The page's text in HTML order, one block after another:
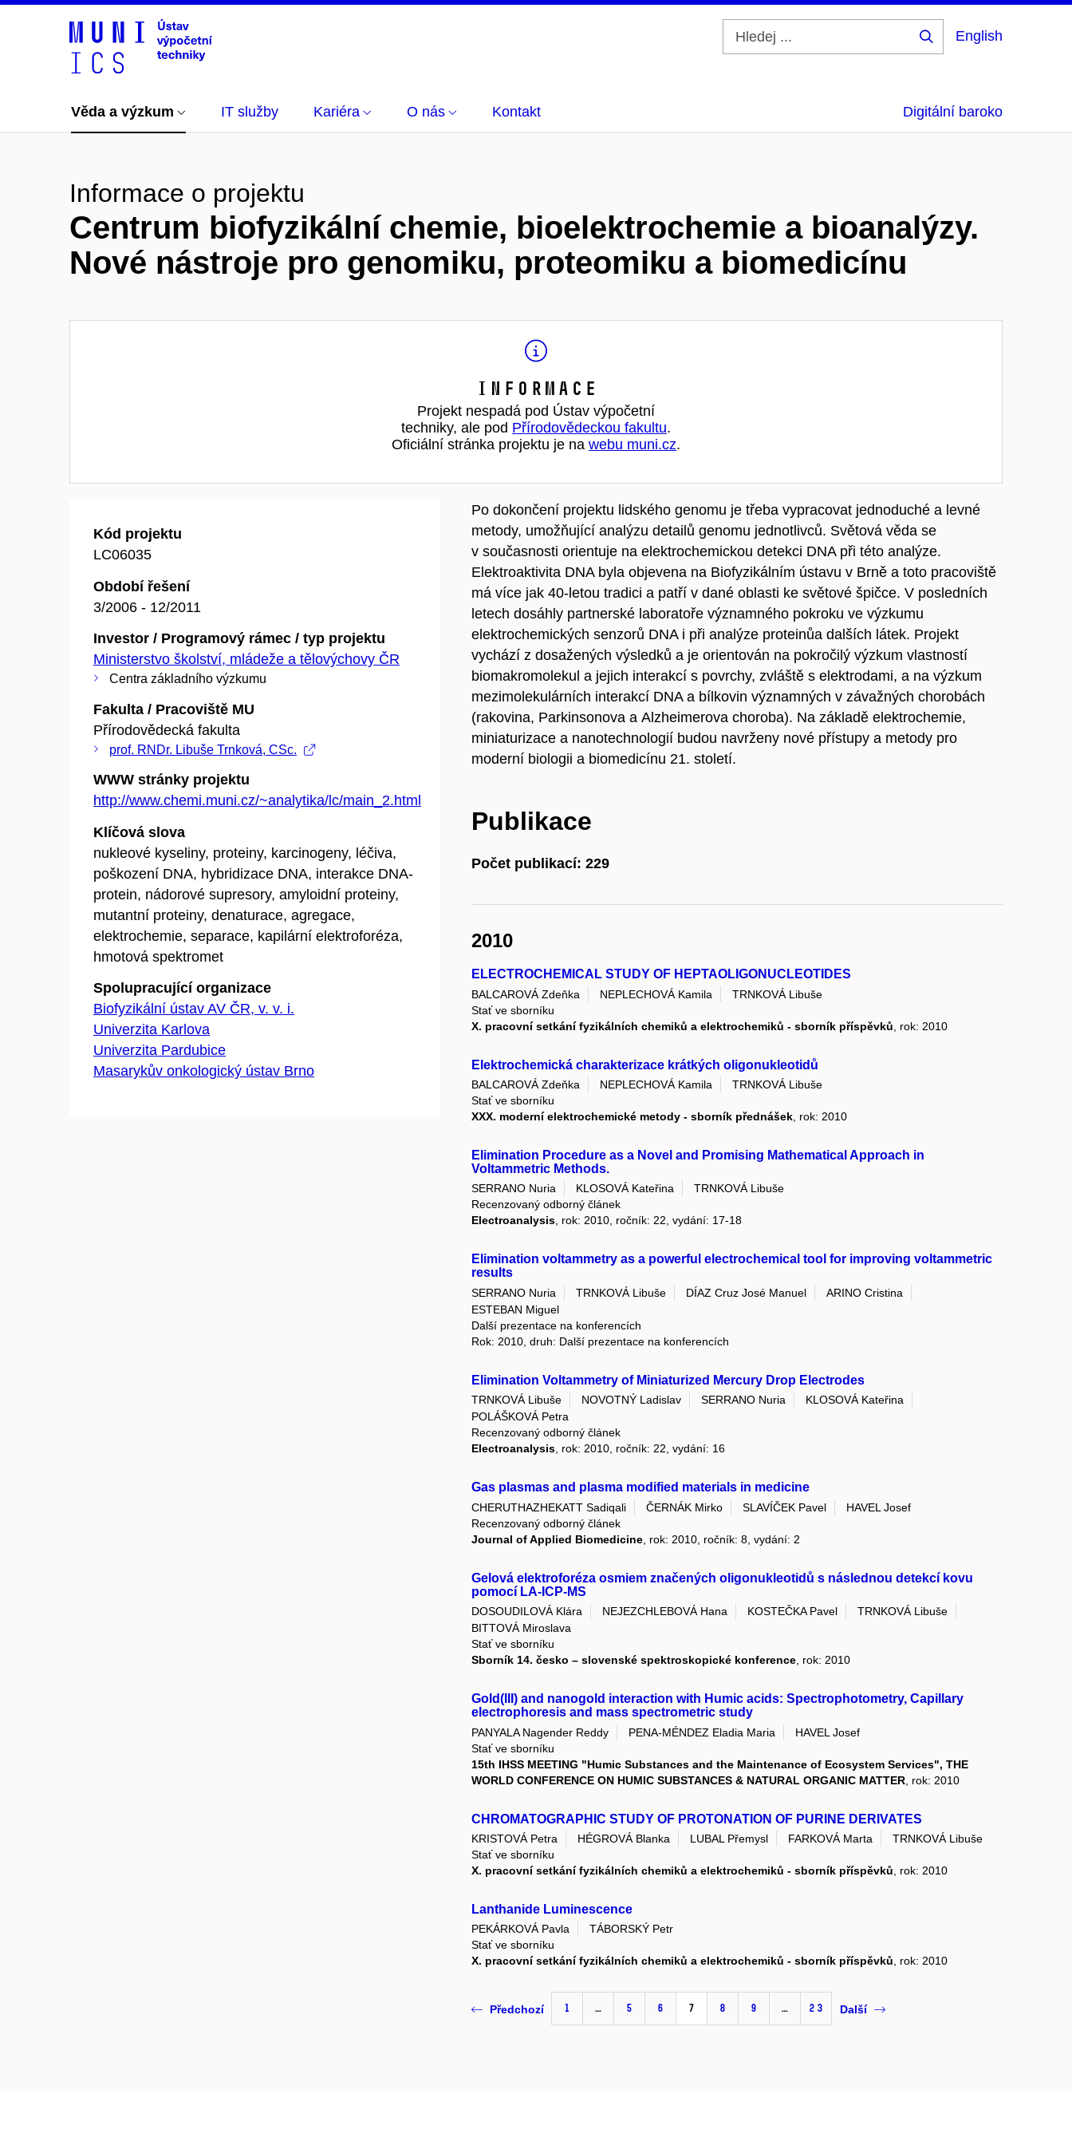
English
Věda a výzkum IT služby Kariéra O nás Kontakt Digitální baroko
Informace o projektu
Centrum biofyzikální chemie, bioelektrochemie a bioanalýzy.
Nové nástroje pro genomiku, proteomiku a biomedicínu
Informace
Projekt nespadá pod Ústav výpočetní
techniky, ale pod Přírodovědeckou fakultu.
Oficiální stránka projektu je na webu muni.cz.
Kód projektu
LC06035
Období řešení
3/2006 - 12/2011
Investor / Programový rámec / typ projektu
Ministerstvo školství, mládeže a tělovýchovy ČR
Centra základního výzkumu
Fakulta / Pracoviště MU
Přírodovědecká fakulta
prof. RNDr. Libuše Trnková, CSc.
WWW stránky projektu
http://www.chemi.muni.cz/~analytika/lc/main_2.html
Klíčová slova
nukleové kyseliny, proteiny, karcinogeny, léčiva,
poškození DNA, hybridizace DNA, interakce DNA-
protein, nádorové supresory, amyloidní proteiny,
mutantní proteiny, denaturace, agregace,
elektrochemie, separace, kapilární elektroforéza,
hmotová spektromet
Spolupracující organizace
Biofyzikální ústav AV ČR, v. v. i.
Univerzita Karlova
Univerzita Pardubice
Masarykův onkologický ústav Brno
Po dokončení projektu lidského genomu je třeba vypracovat jednoduché a levné
metody, umožňující analýzu detailů genomu jednotlivců. Světová věda se
v současnosti orientuje na elektrochemickou detekci DNA při této analýze.
Elektroaktivita DNA byla objevena na Biofyzikálním ústavu v Brně a toto pracoviště
má více jak 40-letou tradici a patří v dané oblasti ke světové špičce. V posledních
letech dosáhly partnerské laboratoře významného pokroku ve výzkumu
elektrochemických senzorů DNA i při analýze proteinůa dalších látek. Projekt
vychází z dosažených výsledků a je orientován na pokročilý výzkum vlastností
biomakromolekul a jejich interakcí s povrchy, zvláště s elektrodami, a na výzkum
mezimolekulárních interakcí DNA a bílkovin významných v závažných chorobách
(rakovina, Parkinsonova a Alzheimerova choroba). Na základě elektrochemie,
miniaturizace a nanotechnologií budou navrženy nové přístupy a metody pro
moderní biologii a biomedicínu 21. století.
Publikace
Počet publikací: 229
2010
ELECTROCHEMICAL STUDY OF HEPTAOLIGONUCLEOTIDES
BALCAROVÁ Zdeňka NEPLECHOVÁ Kamila
TRNKOVÁ Libuše
Stať ve sborníku
X. pracovní setkání fyzikálních chemiků a elektrochemiků - sborník příspěvků , rok: 2010
Elektrochemická charakterizace krátkých oligonukleotidů
BALCAROVÁ Zdeňka NEPLECHOVÁ Kamila
TRNKOVÁ Libuše
Stať ve sborníku
XXX. moderní elektrochemické metody - sborník přednášek , rok: 2010
Elimination Procedure as a Novel and Promising Mathematical Approach in
Voltammetric Methods.
SERRANO Nuria KLOSOVÁ Kateřina
TRNKOVÁ Libuše
Recenzovaný odborný článek
Electroanalysis, rok: 2010, ročník: 22, vydání: 17-18
Elimination voltammetry as a powerful electrochemical tool for improving voltammetric
results
SERRANO Nuria TRNKOVÁ Libuše DÍAZ Cruz José Manuel
ARINO Cristina
ESTEBAN Miguel
Další prezentace na konferencích
Rok: 2010, druh: Další prezentace na konferencích
Elimination Voltammetry of Miniaturized Mercury Drop Electrodes
TRNKOVÁ Libuše NOVOTNÝ Ladislav SERRANO Nuria
KLOSOVÁ Kateřina
POLÁŠKOVÁ Petra
Recenzovaný odborný článek
Electroanalysis, rok: 2010, ročník: 22, vydání: 16
Gas plasmas and plasma modified materials in medicine
CHERUTHAZHEKATT Sadiqali ČERNÁK Mirko SLAVÍČEK Pavel
HAVEL Josef
Recenzovaný odborný článek
Journal of Applied Biomedicine , rok: 2010, ročník: 8, vydání: 2
Gelová elektroforéza osmiem značených oligonukleotidů s následnou detekcí kovu
pomocí LA-ICP-MS
DOSOUDILOVÁ Klára NEJEZCHLEBOVÁ Hana KOSTEČKA Pavel
TRNKOVÁ Libuše
BITTOVÁ Miroslava
Stať ve sborníku
Sborník 14. česko – slovenské spektroskopické konference, rok: 2010
Gold(III) and nanogold interaction with Humic acids: Spectrophotometry, Capillary
electrophoresis and mass spectrometric study
PANYALA Nagender Reddy PENA-MÉNDEZ Eladia Maria
HAVEL Josef
Stať ve sborníku
15th IHSS MEETING "Humic Substances and the Maintenance of Ecosystem Services", THE
WORLD CONFERENCE ON HUMIC SUBSTANCES & NATURAL ORGANIC MATTER , rok: 2010
CHROMATOGRAPHIC STUDY OF PROTONATION OF PURINE DERIVATES
KRISTOVÁ Petra HÉGROVÁ Blanka LUBAL Přemysl FARKOVÁ Marta
TRNKOVÁ Libuše
Stať ve sborníku
X. pracovní setkání fyzikálních chemiků a elektrochemiků - sborník příspěvků , rok: 2010
Lanthanide Luminescence
PEKÁRKOVÁ Pavla
TÁBORSKÝ Petr
Stať ve sborníku
X. pracovní setkání fyzikálních chemiků a elektrochemiků - sborník příspěvků, rok: 2010
Předchozí 1 … 5 6 7 8 9 … 23 Další